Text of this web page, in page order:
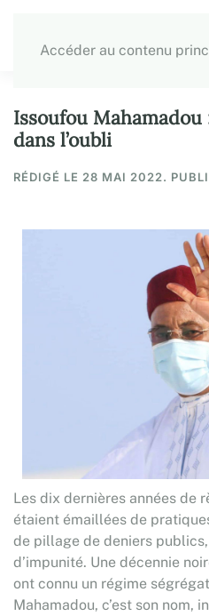
Accéder au contenu
Issoufou Mahamadou
dans l’oubli
RÉDIGÉ LE 28 MAI 2022.
Les dix dernières années de
étaient émaillées de
de pillage de deniers
d’impunité. Une décennie
ont connu un régime
Mahamadou, c’est son nom,